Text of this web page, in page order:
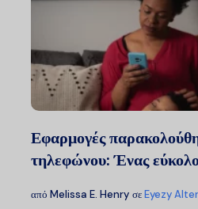
Εφαρμογές
τηλεφώνου: Ένας
από Melissa E. Henry σεEyezy